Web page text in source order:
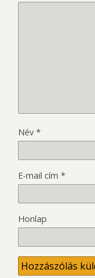
Név *
E-mail cím *
Honlap